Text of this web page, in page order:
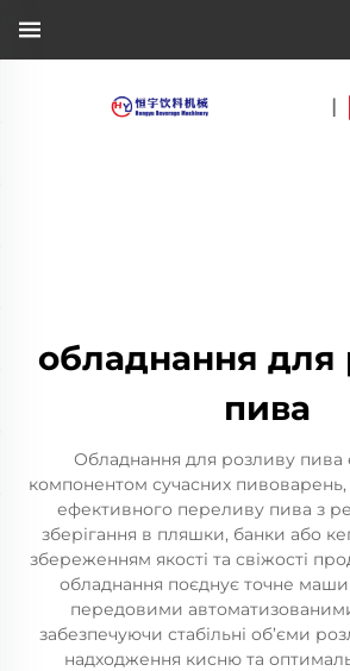
|
обладнання для
пива
Обладнання для розливу пива
компонентом сучасних
ефективного переливу пива з
зберігання в пляшки, банки або
збереженням якості та свіжості
обладнання поєднує точне
передовими
забезпечуючи стабільні об’єми
надходження кисню та